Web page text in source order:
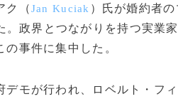
ク（Jan Kuciak ）氏が婚約者
。政界とつながりを持つ実業
事件に集中した。
モが行われ、ロベルト・フ